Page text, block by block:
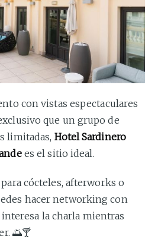
con vistas espectaculares
que un grupo de
limitadas, Hotel Sardinero
es el sitio ideal.
cócteles, afterworks o
hacer networking con
la charla mientras
🌅🍸